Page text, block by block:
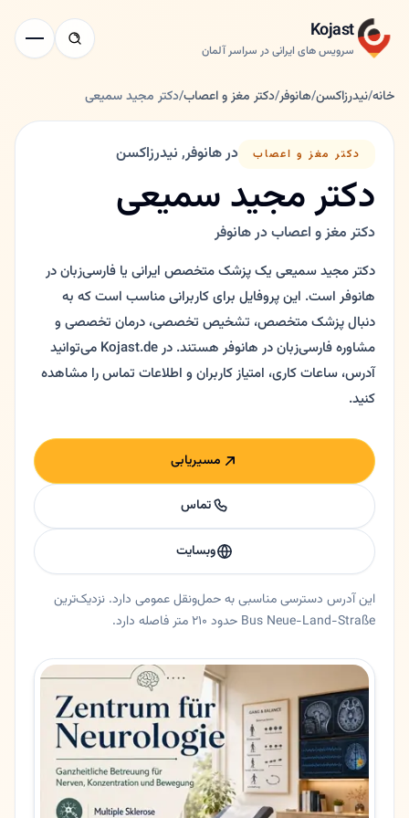
Kojast
سرویس های ایرانی در سراسر آلمان
خانه/نیدرزاکسن/هانوفر/دکتر مغز و اعصاب/دکتر مجید سمیعی
دکتر مغز و اعصاب در هانوفر, نیدرزاکسن
دکتر مجید سمیعی
دکتر مغز و اعصاب در هانوفر
دکتر مجید سمیعی یک پزشک متخصص ایرانی یا فارسی‌زبان در
هانوفر است. این پروفایل برای کاربرانی مناسب است که به
دنبال پزشک متخصص، تشخیص تخصصی، درمان تخصصی و
مشاوره فارسی‌زبان در هانوفر هستند. در Kojast.de می‌توانید
آدرس، ساعات کاری، امتیاز کاربران و اطلاعات تماس را مشاهده
کنید.
مسیریابی
تماس
وبسایت
این آدرس دسترسی مناسبی به حمل‌ونقل عمومی دارد. نزدیک‌ترین
Bus Neue-Land-Straße حدود ۲۱۰ متر فاصله دارد.
دکتر مغز و اعصاب دکتر مجید سمیعی در هانوفر، نیدرزاکسن. 🇮🇷 پروفسور دکتر مجید سمیعی - چهره جهانی جراحی مغز و اعصاب در هانوفر 🟡 خلاصه کوتاهپروفسور مجید سمیعی یکی از برجسته‌ترین جراحان مغز و اعصاب جهان است که بیش از ۶۰ سال تجربه در جراحی
ایالت
نیدرزاکسن
شهر
هانوفر
آدرس
Rudolf-Pichlmayr-Straße 4